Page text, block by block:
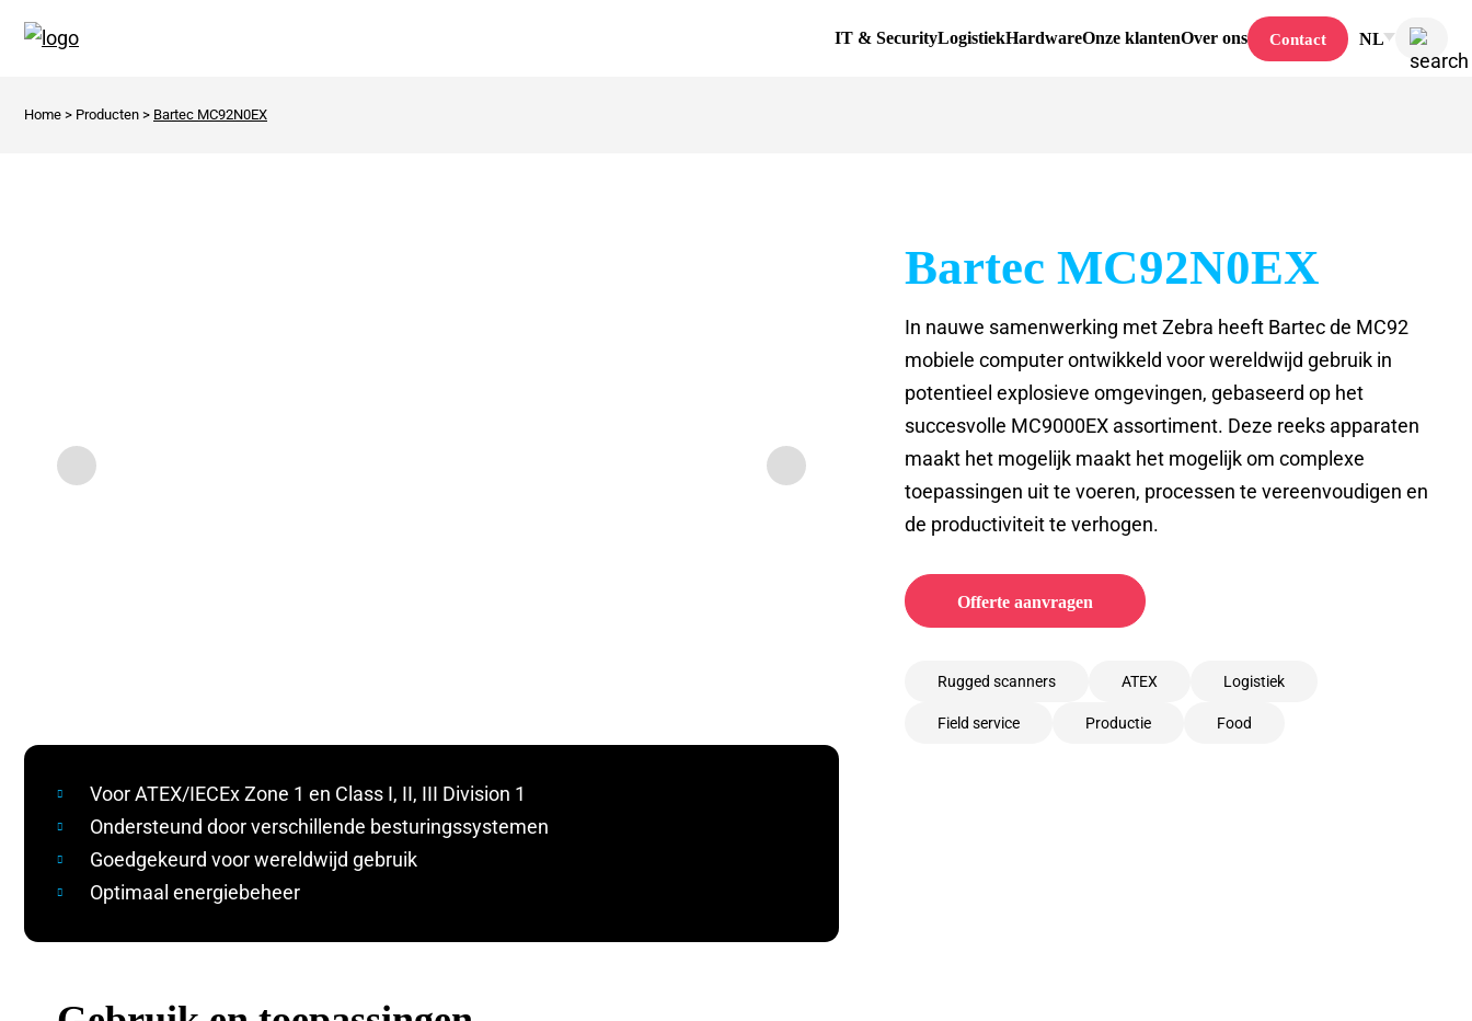
IT & SecurityLogistiekHardwareOnze klantenOver ons Contact NL
Home > Producten > Bartec MC92N0EX
Voor ATEX/IECEx Zone 1 en Class I, II, III Division 1
Ondersteund door verschillende besturingssystemen
Goedgekeurd voor wereldwijd gebruik
Optimaal energiebeheer
Bartec MC92N0EX
In nauwe samenwerking met Zebra heeft Bartec de MC92
mobiele computer ontwikkeld voor wereldwijd gebruik in
potentieel explosieve omgevingen, gebaseerd op het
succesvolle MC9000EX assortiment. Deze reeks apparaten
maakt het mogelijk maakt het mogelijk om complexe
toepassingen uit te voeren, processen te vereenvoudigen en
de productiviteit te verhogen.
Offerte aanvragen
Rugged scanners ATEX Logistiek
Field service Productie Food